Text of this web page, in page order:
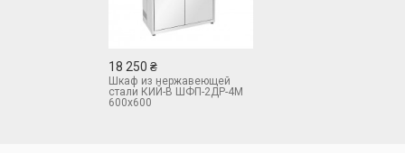
18 250 ₴
Шкаф из нержавеющей
стали КИЙ-В ШФП-2ДР-4М
600х600